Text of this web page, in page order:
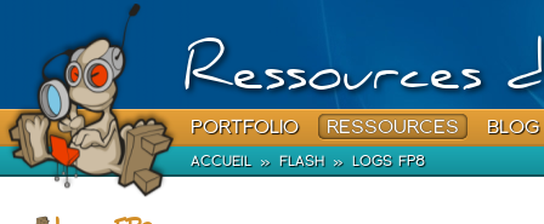
Ressources
PORTFOLIO RESSOURCES BLOG
ACCUEIL » FLASH » LOGS FP8